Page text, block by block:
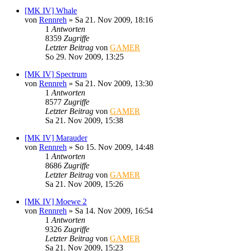
[MK IV] Whale
von Rennreh » Sa 21. Nov 2009, 18:16
1 Antworten
8359 Zugriffe
Letzter Beitrag von GAMER
So 29. Nov 2009, 13:25
[MK IV] Spectrum
von Rennreh » Sa 21. Nov 2009, 13:30
1 Antworten
8577 Zugriffe
Letzter Beitrag von GAMER
Sa 21. Nov 2009, 15:38
[MK IV] Marauder
von Rennreh » So 15. Nov 2009, 14:48
1 Antworten
8686 Zugriffe
Letzter Beitrag von GAMER
Sa 21. Nov 2009, 15:26
[MK IV] Moewe 2
von Rennreh » Sa 14. Nov 2009, 16:54
1 Antworten
9326 Zugriffe
Letzter Beitrag von GAMER
Sa 21. Nov 2009, 15:23